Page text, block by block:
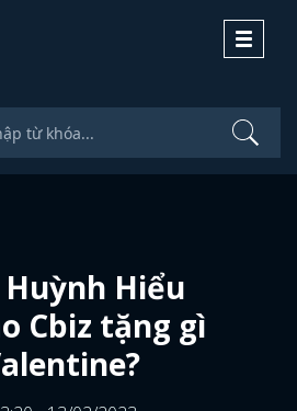
Toggle
Hiểu
Cbiz tặng gì